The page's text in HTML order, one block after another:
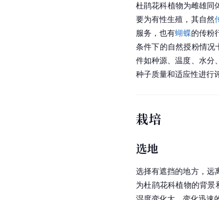
杜鹃花科植物为雌雄同
要为有性生殖，其自然
服务，也有蝴蝶的传粉
条件下的自然授粉情况
件如种源、温度、水分
种子质量和适应性进行
栽培
选地
选择有遮挡的地方，远
为杜鹃花科植物的背